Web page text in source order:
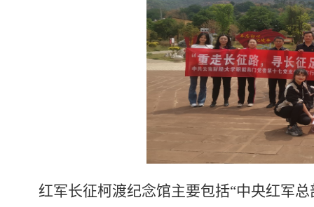
红军长征柯渡纪念馆主要包括“中央红军